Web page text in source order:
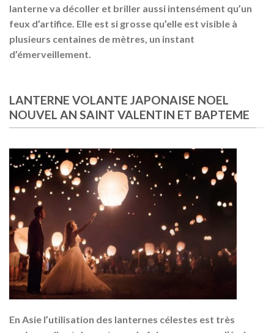
lanterne va décoller et briller aussi intensément qu’un
feux d’artifice. Elle est si grosse qu’elle est visible à
plusieurs centaines de mètres, un instant
d’émerveillement.
LANTERNE VOLANTE JAPONAISE NOEL
NOUVEL AN SAINT VALENTIN ET BAPTEME
En Asie l’utilisation des lanternes célestes est très